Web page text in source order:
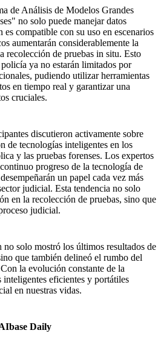
de Análisis de Modelos Grandes
no solo puede manejar datos
compatible con su uso en escenarios
aumentarán considerablemente la
de pruebas in situ. Esto
ya no estarán limitados por
pudiendo utilizar herramientas
en tiempo real y garantizar una
cruciales.
discutieron activamente sobre
de tecnologías inteligentes en los
y las pruebas forenses. Los expertos
progreso de la tecnología de
un papel cada vez más
judicial. Esta tendencia no solo
en la recolección de pruebas, sino que
judicial.
solo mostró los últimos resultados de
que también delineó el rumbo del
la evolución constante de la
eficientes y portátiles
en nuestras vidas.
Daily